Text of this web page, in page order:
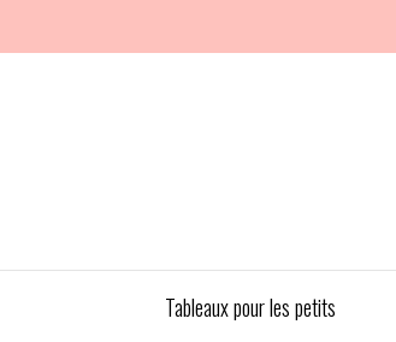
Tableaux pour les petits